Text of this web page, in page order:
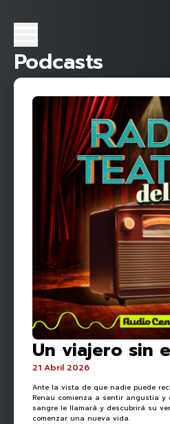
Podcasts
Un viajero sin
21 Abril 2026
Ante la vista de que nadie puede
Renau comienza a sentir angustia y
sangre le llamará y descubrirá su
comenzar una nueva vida.